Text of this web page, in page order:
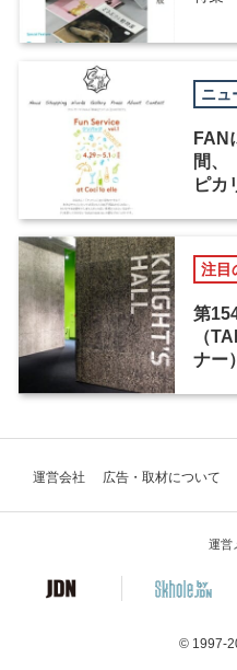
ニュ
FAN
間、
ピカ
注目
第
（
ナー）
運営会社 広告・取材について
運営
© 1997-